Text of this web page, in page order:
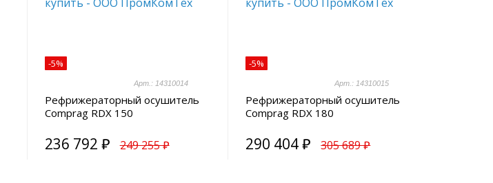
-5%
Арт.: 14310014
Рефрижераторный осушитель
Comprag RDX 150
236 792 ₽ 249 255 ₽
-5%
Арт.: 14310015
Рефрижераторный осушитель
Comprag RDX 180
290 404 ₽ 305 689 ₽